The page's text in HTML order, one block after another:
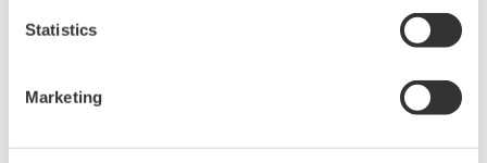
Statistics
Marketing
オシロスコープ/スコープコーダ アクセサリカタログ
(2.6
取扱説明書
701930 電流プローブ(0.9 MB)